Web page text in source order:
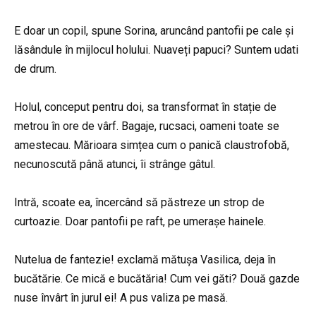
E doar un copil, spune Sorina, aruncând pantofii pe cale și
lăsândule în mijlocul holului. Nuaveți papuci? Suntem udati
de drum.
Holul, conceput pentru doi, sa transformat în stație de
metrou în ore de vârf. Bagaje, rucsaci, oameni toate se
amestecau. Mărioara simțea cum o panică claustrofobă,
necunoscută până atunci, îi strânge gâtul.
Intră, scoate ea, încercând să păstreze un strop de
curtoazie. Doar pantofii pe raft, pe umerașe hainele.
Nutelua de fantezie! exclamă mătușa Vasilica, deja în
bucătărie. Ce mică e bucătăria! Cum vei găti? Două gazde
nuse învârt în jurul ei! A pus valiza pe masă.